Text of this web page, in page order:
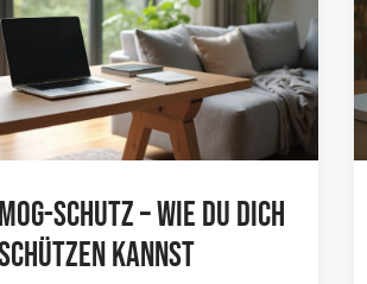
Schutz – Wie Du Dich
Kannst